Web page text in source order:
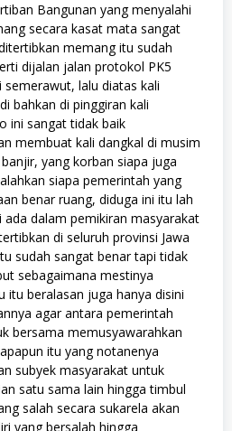
Bangunan yang menyalahi
secara kasat mata sangat
memang itu sudah
dijalan jalan protokol PK5
lalu diatas kali
bahkan di pinggiran kali
ini sangat tidak baik
membuat kali dangkal di musim
yang korban siapa juga
siapa pemerintah yang
benar ruang, diduga ini itu lah
dalam pemikiran masyarakat
di seluruh provinsi Jawa
sudah sangat benar tapi tidak
sebagaimana mestinya
itu beralasan juga hanya disini
agar antara pemerintah
bersama memusyawarahkan
itu yang notanenya
subyek masyarakat untuk
satu sama lain hingga timbul
salah secara sukarela akan
yang bersalah hingga